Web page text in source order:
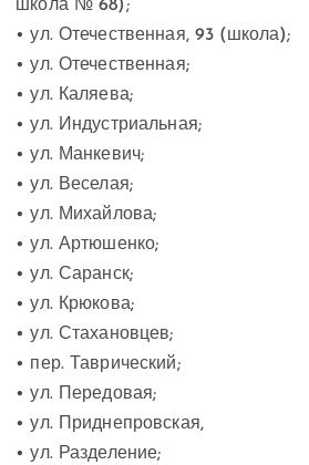
школа № 68);
• ул. Отечественная, 93 (школа);
• ул. Отечественная;
• ул. Каляева;
• ул. Индустриальная;
• ул. Манкевич;
• ул. Веселая;
• ул. Михайлова;
• ул. Артюшенко;
• ул. Саранск;
• ул. Крюкова;
• ул. Стахановцев;
• пер. Таврический;
• ул. Передовая;
• ул. Приднепровская,
• ул. Разделение;